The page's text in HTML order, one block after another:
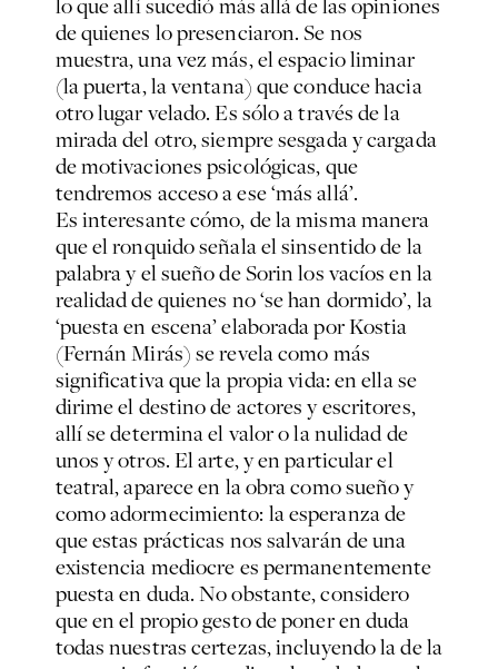
lo que allí sucedió más allá de las opiniones
de quienes lo presenciaron. Se nos
muestra, una vez más, el espacio liminar
(la puerta, la ventana) que conduce hacia
otro lugar velado. Es sólo a través de la
mirada del otro, siempre sesgada y cargada
de motivaciones psicológicas, que
tendremos acceso a ese ‘más allá’.
Es interesante cómo, de la misma manera
que el ronquido señala el sinsentido de la
palabra y el sueño de Sorin los vacíos en la
realidad de quienes no ‘se han dormido’, la
‘puesta en escena’ elaborada por Kostia
(Fernán Mirás) se revela como más
significativa que la propia vida: en ella se
dirime el destino de actores y escritores,
allí se determina el valor o la nulidad de
unos y otros. El arte, y en particular el
teatral, aparece en la obra como sueño y
como adormecimiento: la esperanza de
que estas prácticas nos salvarán de una
existencia mediocre es permanentemente
puesta en duda. No obstante, considero
que en el propio gesto de poner en duda
todas nuestras certezas, incluyendo la de la